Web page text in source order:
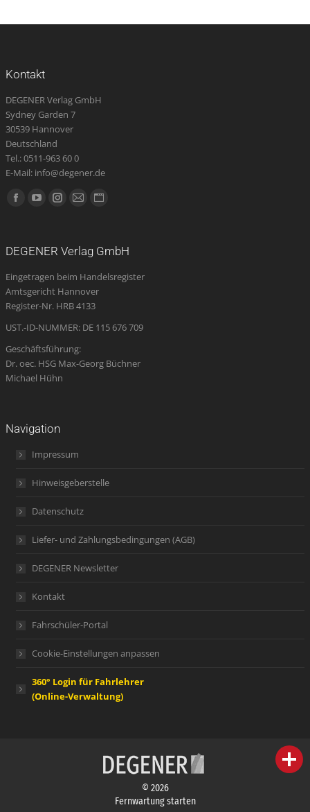
Kontakt
DEGENER Verlag GmbH
Sydney Garden 7
30539 Hannover
Deutschland
Tel.: 0511-963 60 0
E-Mail: info@degener.de
Finden Sie uns auf:
Facebook
new
window
YouTube
new
window
Instagram
new
window
E-
opens
in
new
Website
new
DEGENER Verlag GmbH
Eingetragen beim Handelsregister
Amtsgericht Hannover
Register-Nr. HRB 4133
UST.-ID-NUMMER: DE 115 676 709
Geschäftsführung:
Dr. oec. HSG Max-Georg Büchner
Michael Hühn
Navigation
Impressum
Hinweisgeberstelle
Datenschutz
Liefer- und Zahlungsbedingungen (AGB)
DEGENER Newsletter
Kontakt
Fahrschüler-Portal
Cookie-Einstellungen anpassen
360° Login für Fahrlehrer
(Online-Verwaltung)
© 2026
Fernwartung starten
person IHR FACHBERATER
campaign